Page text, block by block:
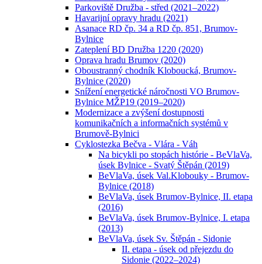
Parkoviště Družba - střed (2021–2022)
Havarijní opravy hradu (2021)
Asanace RD čp. 34 a RD čp. 851, Brumov-
Bylnice
Zateplení BD Družba 1220 (2020)
Oprava hradu Brumov (2020)
Oboustranný chodník Kloboucká, Brumov-
Bylnice (2020)
Snížení energetické náročnosti VO Brumov-
Bylnice MŽP19 (2019–2020)
Modernizace a zvýšení dostupnosti
komunikačních a informačních systémů v
Brumově-Bylnici
Cyklostezka Bečva - Vlára - Váh
Na bicykli po stopách histórie - BeVlaVa,
úsek Bylnice - Svatý Štěpán (2019)
BeVlaVa, úsek Val.Klobouky - Brumov-
Bylnice (2018)
BeVlaVa, úsek Brumov-Bylnice, II. etapa
(2016)
BeVlaVa, úsek Brumov-Bylnice, I. etapa
(2013)
BeVlaVa, úsek Sv. Štěpán - Sidonie
II. etapa - úsek od přejezdu do
Sidonie (2022–2024)